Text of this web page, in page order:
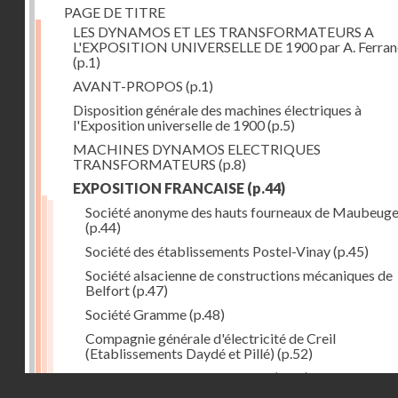
PAGE DE TITRE
LES DYNAMOS ET LES TRANSFORMATEURS A
L'EXPOSITION UNIVERSELLE DE 1900 par A.
(p.1)
AVANT-PROPOS (p.1)
Disposition générale des machines électriques à
l'Exposition universelle de 1900(p.5)
MACHINES DYNAMOS ELECTRIQUES
TRANSFORMATEURS (p.8)
EXPOSITION FRANCAISE (p.44)
Société anonyme des hauts fourneaux de Maubeuge
(p.44)
Société des établissements Postel-Vinay(p.45)
Société alsacienne de constructions mécaniques de
Belfort(p.47)
Société Gramme(p.48)
Compagnie générale d'électricité de Creil
(Etablissements Daydé et Pillé) (p.52)
Compagnie générale de Nancy(p.52)